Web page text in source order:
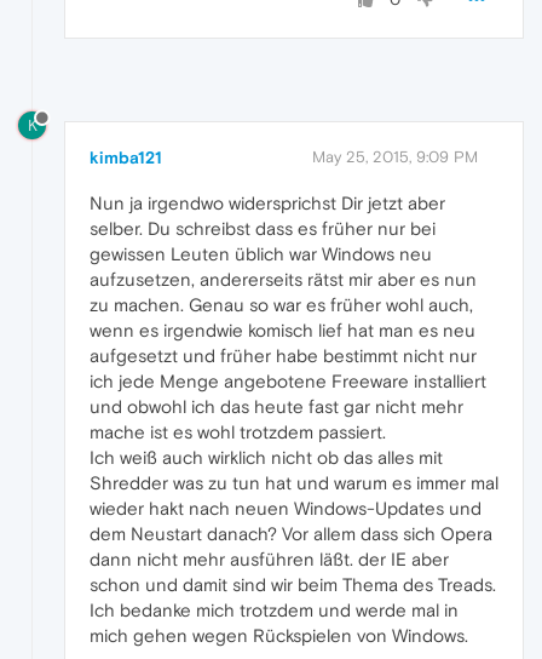
K
kimba121 May 25, 2015, 9:09 PM
Nun ja irgendwo widersprichst Dir jetzt aber
selber. Du schreibst dass es früher nur bei
gewissen Leuten üblich war Windows neu
aufzusetzen, andererseits rätst mir aber es nun
zu machen. Genau so war es früher wohl auch,
wenn es irgendwie komisch lief hat man es neu
aufgesetzt und früher habe bestimmt nicht nur
ich jede Menge angebotene Freeware installiert
und obwohl ich das heute fast gar nicht mehr
mache ist es wohl trotzdem passiert.
Ich weiß auch wirklich nicht ob das alles mit
Shredder was zu tun hat und warum es immer mal
wieder hakt nach neuen Windows-Updates und
dem Neustart danach? Vor allem dass sich Opera
dann nicht mehr ausführen läßt. der IE aber
schon und damit sind wir beim Thema des Treads.
Ich bedanke mich trotzdem und werde mal in
mich gehen wegen Rückspielen von Windows.